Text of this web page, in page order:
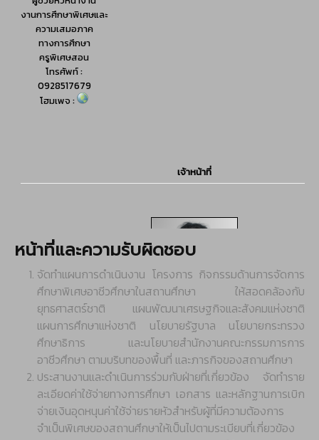
หน้าที่และความรับผิดชอบ
จัดทำแผนการดำเนินงาน โครงการ กิจกรรมด้านการจัดการ
ศึกษาพิเศษอาชีวศึกษาในสถานศึกษา ให้สอดคล้องกับ
ยุทธศาสตร์ชาติ แผนพัฒนาเศรษฐกิจและสังคมแห่งชาติ
แผนการศึกษาแห่งชาติ นโยบายรัฐบาล นโยบายกระทรวง
ศึกษาธิการ และนโยบายสำนักงานคณะกรรมการการ
อาชีวศึกษา ตามบริบทของพื้นที่ และภารกิจของสถานศึกษา
ประสานงานและดำเนินการร่วมกับฝ่ายที่เกี่ยวข้อง จัดทำราย
ละเอียดค่าใช้จ่ายทางการศึกษา เอกสาร และหลักฐานการเบิก
จ่ายเงินอุดหนุนค่าใช้จ่ายรายหัวสำหรับผู้ที่มีความต้องการ
จำเป็นพิเศษของสถานศึกษาให้เป็นไปตามระเบียบที่เกี่ยวข้อง